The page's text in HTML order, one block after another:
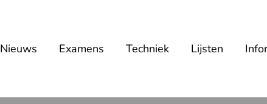
Nieuws Examens Techniek Lijsten